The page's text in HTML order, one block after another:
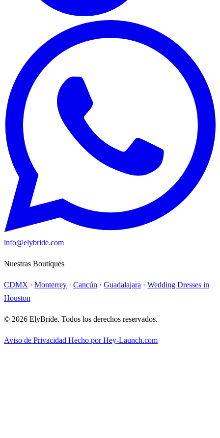
info@elybride.com
Nuestras Boutiques
CDMX · Monterrey · Cancún · Guadalajara · Wedding Dresses in
Houston
© 2026 ElyBride. Todos los derechos reservados.
Aviso de Privacidad Hecho por Hey-Launch.com